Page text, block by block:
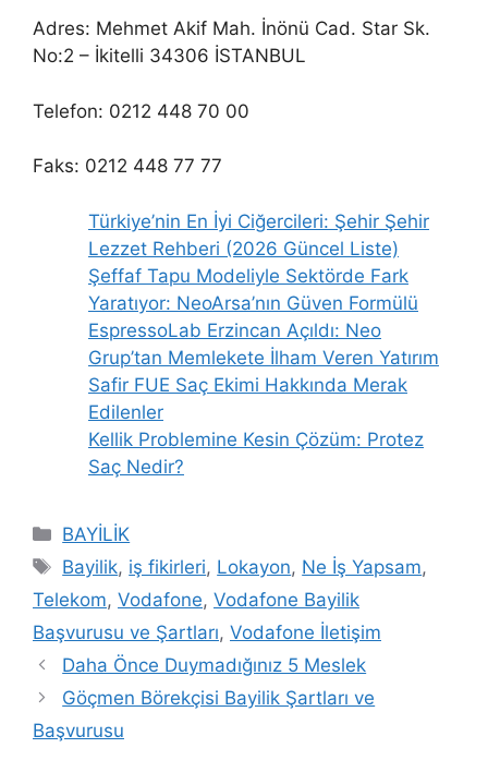
Adres: Mehmet Akif Mah. İnönü Cad. Star Sk.
No:2 – İkitelli 34306 İSTANBUL
Telefon: 0212 448 70 00
Faks: 0212 448 77 77
Türkiye’nin En İyi Ciğercileri: Şehir Şehir
Lezzet Rehberi (2026 Güncel Liste)
Şeffaf Tapu Modeliyle Sektörde Fark
Yaratıyor: NeoArsa’nın Güven Formülü
EspressoLab Erzincan Açıldı: Neo
Grup’tan Memlekete İlham Veren Yatırım
Safir FUE Saç Ekimi Hakkında Merak
Edilenler
Kellik Problemine Kesin Çözüm: Protez
Saç Nedir?
Kategoriler
BAYİLİK
Etiketler
Bayilik, iş fikirleri, Lokayon, Ne İş Yapsam,
Telekom, Vodafone, Vodafone Bayilik
Başvurusu ve Şartları, Vodafone İletişim
Daha Önce Duymadığınız 5 Meslek
Göçmen Börekçisi Bayilik Şartları ve
Başvurusu